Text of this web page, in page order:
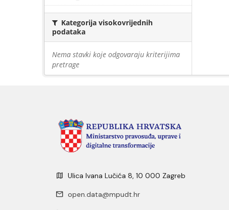
Kategorija visokovrijednih
podataka
Nema stavki koje odgovaraju kriterijima
pretrage